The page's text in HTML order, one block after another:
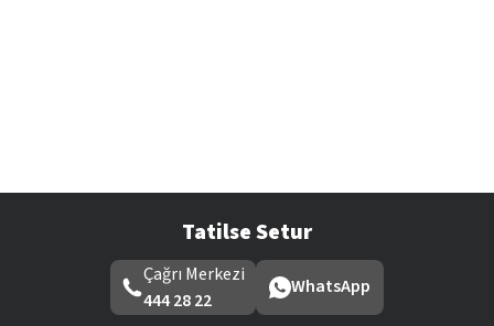
Tatilse Setur
Çağrı Merkezi
444 28 22
WhatsApp